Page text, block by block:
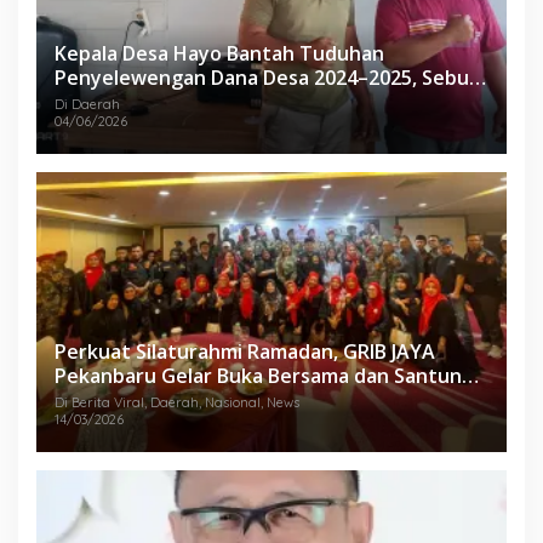
Kepala Desa Hayo Bantah Tuduhan
Penyelewengan Dana Desa 2024–2025, Sebut
Informasi yang Beredar Tidak Benar
Di Daerah
04/06/2026
Perkuat Silaturahmi Ramadan, GRIB JAYA
Pekanbaru Gelar Buka Bersama dan Santunan
Anak Yatim
Di Berita Viral, Daerah, Nasional, News
14/03/2026